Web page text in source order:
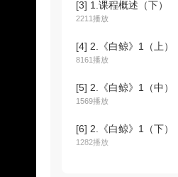
[3] 1.课程概述（下）
2211播放
[4] 2.《白鲸》1（上）
8161播放
[5] 2.《白鲸》1（中）
1569播放
[6] 2.《白鲸》1（下）
1282播放